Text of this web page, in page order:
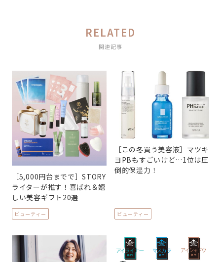
RELATED
関連記事
［5,000円台までで］STORY
ライターが推す！喜ばれ＆嬉
しい美容ギフト20選
ビューティー
［この冬買う美容液］マツキ
ヨPBもすごいけど…1位は圧
倒的保湿力！
ビューティー